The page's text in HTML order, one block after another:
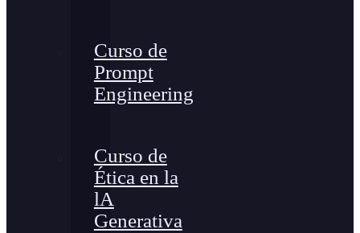
Curso de
Prompt
Engineering
Curso de
Ética en la
lA
Generativa